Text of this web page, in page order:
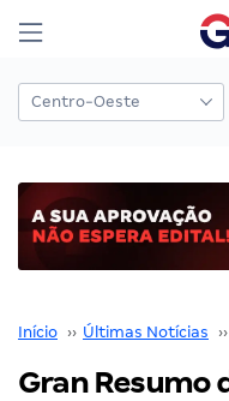
Início ›› Últimas Notícias ››
Gran Resumo